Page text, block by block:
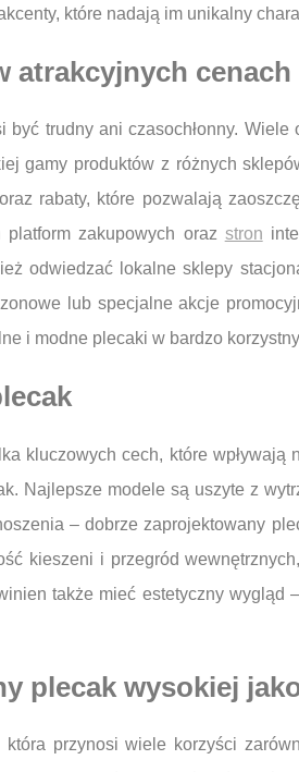
które nadają im unikalny
atrakcyjnych cenach
trudny ani czasochłonny. Wiele
gamy produktów z różnych
rabaty, które pozwalają
zakupowych oraz stron
odwiedzać lokalne sklepy
lub specjalne akcje
i modne plecaki w bardzo
kluczowych cech, które
Najlepsze modele są uszyte z
– dobrze zaprojektowany
kieszeni i przegród
także mieć estetyczny
plecak wysokiej
przynosi wiele korzyści